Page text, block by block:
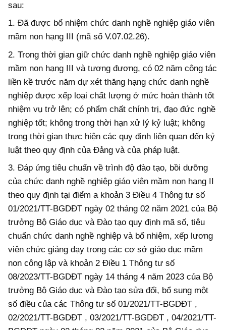
sau:
1. Đã được bổ nhiệm chức danh nghề nghiệp giáo viên
mầm non hạng III (mã số V.07.02.26).
2. Trong thời gian giữ chức danh nghề nghiệp giáo viên
mầm non hạng III và tương đương, có 02 năm công tác
liền kề trước năm dự xét thăng hạng chức danh nghề
nghiệp được xếp loại chất lượng ở mức hoàn thành tốt
nhiệm vụ trở lên; có phẩm chất chính trị, đạo đức nghề
nghiệp tốt; không trong thời hạn xử lý kỷ luật; không
trong thời gian thực hiện các quy định liên quan đến kỷ
luật theo quy định của Đảng và của pháp luật.
3. Đáp ứng tiêu chuẩn về trình độ đào tạo, bồi dưỡng
của chức danh nghề nghiệp giáo viên mầm non hạng II
theo quy định tại điểm a khoản 3 Điều 4 Thông tư số
01/2021/TT-BGDĐT ngày 02 tháng 02 năm 2021 của Bộ
trưởng Bộ Giáo dục và Đào tạo quy định mã số, tiêu
chuẩn chức danh nghề nghiệp và bổ nhiệm, xếp lương
viên chức giảng dạy trong các cơ sở giáo dục mầm
non công lập và khoản 2 Điều 1 Thông tư số
08/2023/TT-BGDĐT ngày 14 tháng 4 năm 2023 của Bộ
trưởng Bộ Giáo dục và Đào tạo sửa đổi, bổ sung một
số điều của các Thông tư số 01/2021/TT-BGDĐT ,
02/2021/TT-BGDĐT , 03/2021/TT-BGDĐT , 04/2021/TT-